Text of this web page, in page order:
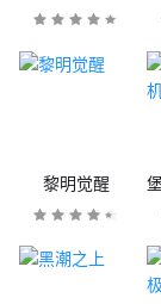
黎明觉醒